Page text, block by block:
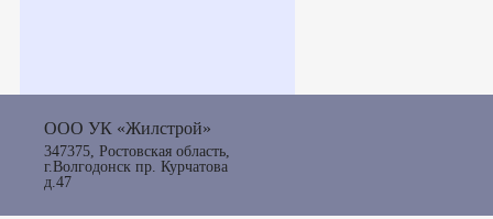
ООО УК «Жилстрой»
347375, Ростовская область,
г.Волгодонск пр. Курчатова
д.47